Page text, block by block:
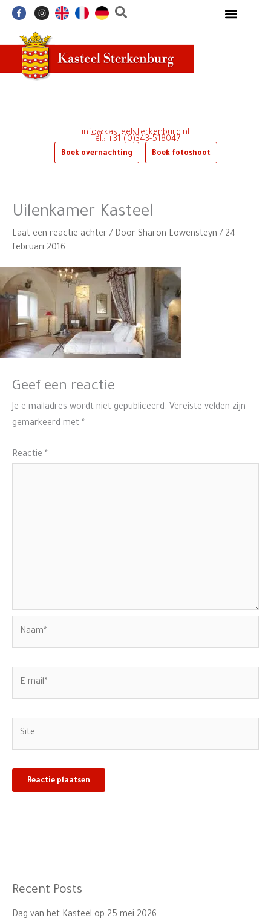
inhoud
F
a
b
o
o
k
-
I
n
a
g
r
a
m
Boek overnachting Boek fotoshoot
Tel.: +31 (0)343-518047
info@kasteelsterkenburg.nl
Uilenkamer Kasteel
Laat een reactie achter / Door Sharon Lowensteyn / 24
februari 2016
Geef een reactie
Je e-mailadres wordt niet gepubliceerd. Vereiste velden zijn
gemarkeerd met *
Reactie *
Recent Posts
Dag van het Kasteel op 25 mei 2026